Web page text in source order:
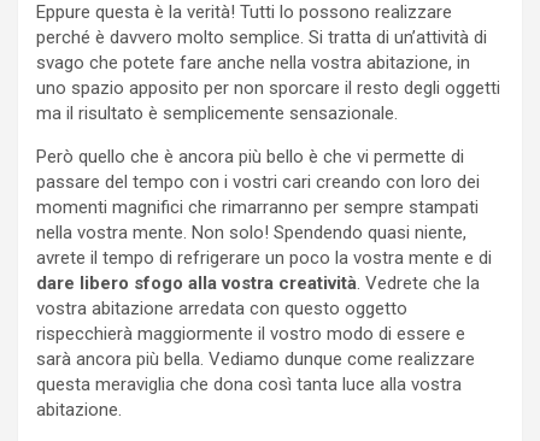
Eppure questa è la verità! Tutti lo possono realizzare
perché è davvero molto semplice. Si tratta di un’attività di
svago che potete fare anche nella vostra abitazione, in
uno spazio apposito per non sporcare il resto degli oggetti
ma il risultato è semplicemente sensazionale.
Però quello che è ancora più bello è che vi permette di
passare del tempo con i vostri cari creando con loro dei
momenti magnifici che rimarranno per sempre stampati
nella vostra mente. Non solo! Spendendo quasi niente,
avrete il tempo di refrigerare un poco la vostra mente e di
dare libero sfogo alla vostra creatività. Vedrete che la
vostra abitazione arredata con questo oggetto
rispecchierà maggiormente il vostro modo di essere e
sarà ancora più bella. Vediamo dunque come realizzare
questa meraviglia che dona così tanta luce alla vostra
abitazione.